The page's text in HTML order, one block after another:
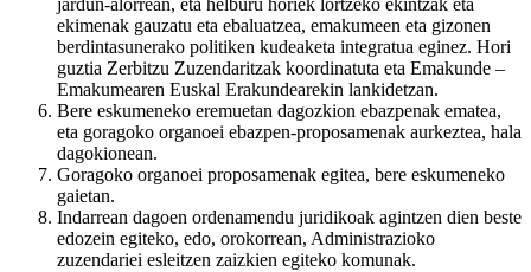
jardun-alorrean, eta helburu horiek lortzeko ekintzak eta
ekimenak gauzatu eta ebaluatzea, emakumeen eta gizonen
berdintasunerako politiken kudeaketa integratua eginez. Hori
guztia Zerbitzu Zuzendaritzak koordinatuta eta Emakunde –
Emakumearen Euskal Erakundearekin lankidetzan.
Bere eskumeneko eremuetan dagozkion ebazpenak ematea,
eta goragoko organoei ebazpen-proposamenak aurkeztea, hala
dagokionean.
Goragoko organoei proposamenak egitea, bere eskumeneko
gaietan.
Indarrean dagoen ordenamendu juridikoak agintzen dien beste
edozein egiteko, edo, orokorrean, Administrazioko
zuzendariei esleitzen zaizkien egiteko komunak.